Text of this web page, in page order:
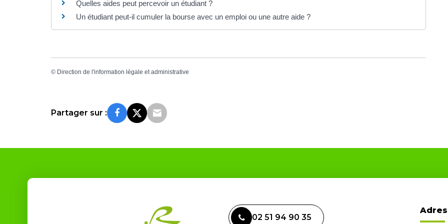
Quelles aides peut percevoir un étudiant ?
Un étudiant peut-il cumuler la bourse avec un emploi ou une autre aide ?
© Direction de l'information légale et administrative
Partager sur :
02 51 94 90 35